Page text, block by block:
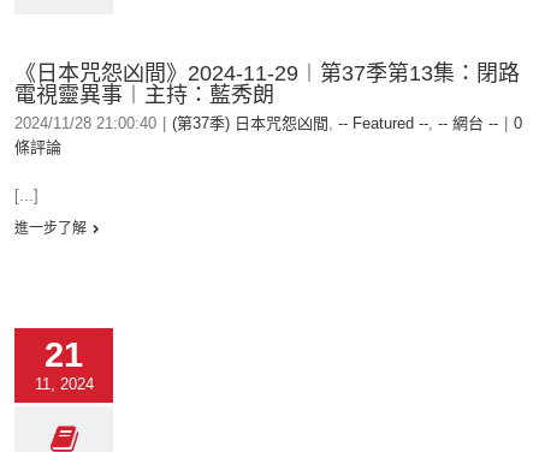
《日本咒怨凶間》2024-11-29︱第37季第13集：閉路
電視靈異事︱主持：藍秀朗
2024/11/28 21:00:40 (第37季) 日本咒怨凶間 , -- Featured --, -- 網台 --
0
條評論
[...]
進一步了解
21
11, 2024